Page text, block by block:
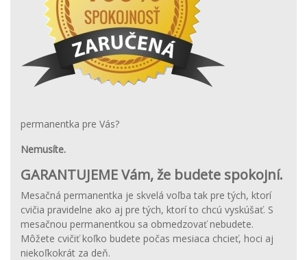
permanentka pre Vás?
Nemusíte.
GARANTUJEME Vám, že budete spokojní.
Mesačná permanentka je skvelá voľba tak pre tých, ktorí
cvičia pravidelne ako aj pre tých, ktorí to chcú vyskúšať. S
mesačnou permanentkou sa obmedzovať nebudete.
Môžete cvičiť koľko budete počas mesiaca chcieť, hoci aj
niekoľkokrát za deň.